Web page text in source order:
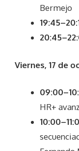
Bermejo
Viernes, 17 de
HR+